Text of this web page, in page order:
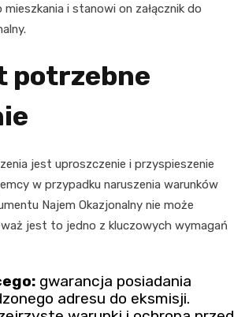
mieszkania i stanowi on załącznik do
potrzebne
jest uproszczenie i przyspieszenie
w przypadku naruszenia warunków
Najem Okazjonalny nie może
jest to jedno z kluczowych wymagań
gwarancja posiadania
adresu do eksmisji.